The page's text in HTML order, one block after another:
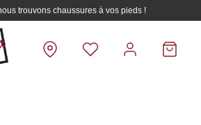
trouvons chaussures à vos pieds !